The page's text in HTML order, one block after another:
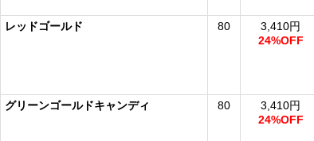
レッドゴールド 80
3,410円
24%OFF
グリーンゴールドキャンディ 80
3,410円
24%OFF